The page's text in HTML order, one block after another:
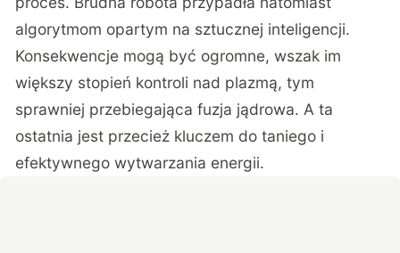
algorytmom opartym na sztucznej inteligencji.
Konsekwencje mogą być ogromne, wszak im
większy stopień kontroli nad plazmą, tym
sprawniej przebiegająca fuzja jądrowa. A ta
ostatnia jest przecież kluczem do taniego i
efektywnego wytwarzania energii.